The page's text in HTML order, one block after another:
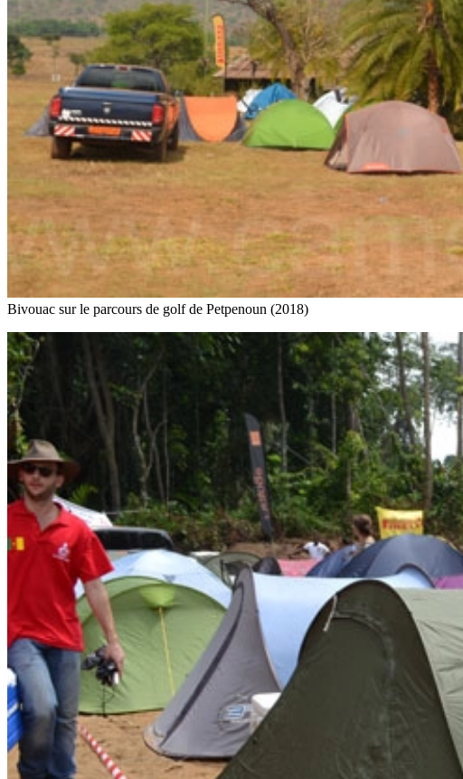
Bivouac sur le parcours de golf de Petpenoun (2018)